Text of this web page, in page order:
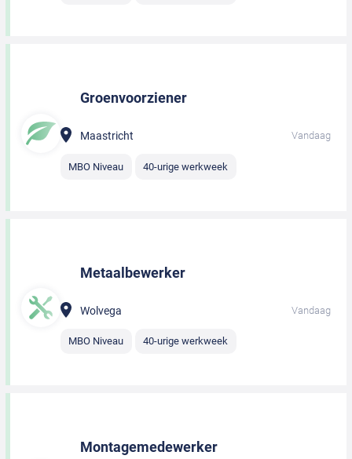
Groenvoorziener
Maastricht Vandaag
MBO Niveau 40-urige werkweek
Metaalbewerker
Wolvega Vandaag
MBO Niveau 40-urige werkweek
Montagemedewerker